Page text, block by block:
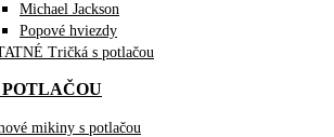
Michael Jackson
Popové hviezdy
Tričká s potlačou
mikiny s potlačou